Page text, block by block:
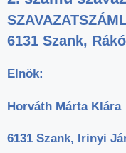
6131 Szank,
Elnök:
Horváth Márta Klára
6131 Szank, Irinyi